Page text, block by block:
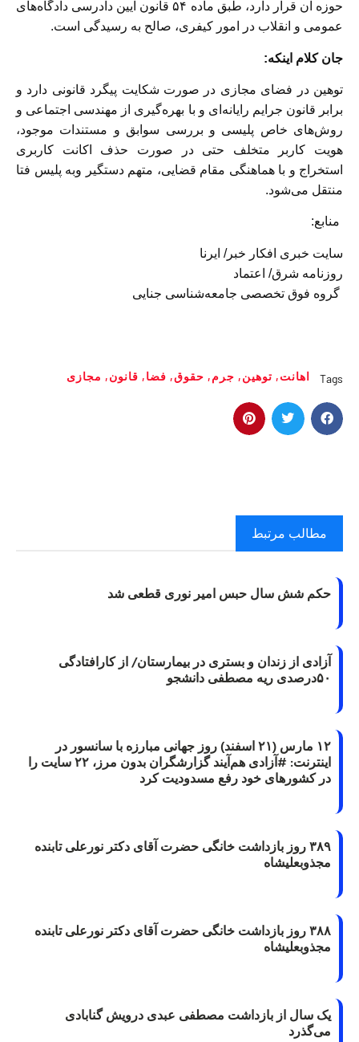
حوزه آن قرار دارد، طبق ماده ۵۴ قانون آیین دادرسی دادگاه‌های
عمومی و انقلاب در امور کیفری، صالح به رسیدگی است.
جان کلام اینکه:
توهین در فضای مجازی در صورت شکایت پیگرد قانونی دارد و
برابر قانون جرایم رایانه‌ای و با بهره‌گیری از مهندسی اجتماعی و
روش‌های خاص پلیسی و بررسی سوابق و مستندات موجود،
هویت کاربر متخلف حتی در صورت حذف اکانت کاربری
استخراج و با هماهنگی مقام قضایی، متهم دستگیر وبه پلیس فتا
منتقل می‌شود.
منابع:
سایت خبری افکار خبر/ ایرنا
روزنامه شرق/ اعتماد
گروه فوق تخصصی جامعه‌شناسی جنایی
Tags اهانت, توهین, جرم, حقوق, فضا, قانون, مجازی
مطالب مرتبط
حکم شش سال حبس امیر نوری قطعی شد
آزادی از زندان و بستری در بیمارستان/ از کارافتادگی
۵۰درصدی ریه مصطفی دانشجو
۱۲ مارس (۲۱ اسفند) روز جهانی مبارزه با سانسور در
اینترنت: #آزادی هم‌آیند گزارشگران‌ بدون مرز، ۲۲ سایت را
در کشورهای خود رفع مسدودیت کرد
۳۸۹ روز بازداشت خانگی حضرت آقای دکتر نورعلی تابنده
مجذوبعلیشاه
۳۸۸ روز بازداشت خانگی حضرت آقای دکتر نورعلی تابنده
مجذوبعلیشاه
یک سال از بازداشت مصطفی عبدی درویش گنابادی
می‌گذرد